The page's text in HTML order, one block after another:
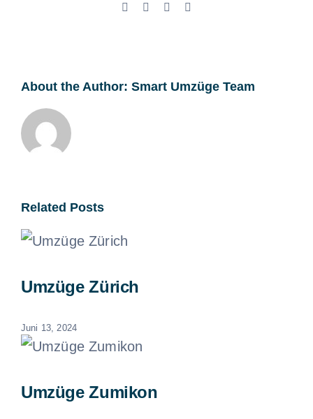
Facebook LinkedIn
About the Author: Smart Umzüge Team
Related Posts
Umzüge Zürich
Juni 13, 2024
Umzüge Zumikon